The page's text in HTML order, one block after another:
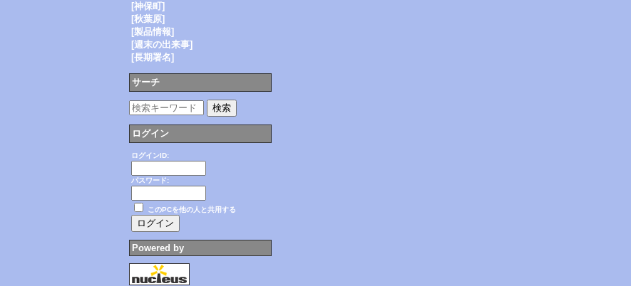
[神保町]
[秋葉原]
[製品情報]
[週末の出来事]
[長期署名]
サーチ
ログイン
ログインID:
パスワード:
このPCを他の人と共用する
Powered by